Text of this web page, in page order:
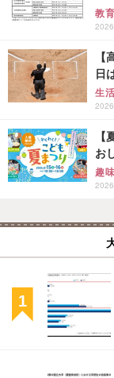
教
日
生
【
お
趣